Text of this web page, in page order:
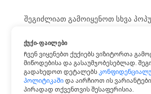
შეგიძლიათ გამოიყენოთ სხვა
JPG ში PDF
ᲥᲣᲥᲘ-ᲤᲐᲘᲚᲔᲑᲘ
Ჩვენ ვიყენებთ ქუქიებს ვიზიტორთა
მიწოდებისა და გასაუმჯობესებლად.
გადახედოთ დეტალებს
პოლიტიკაშიდა აირჩიოთ ის
პირადად თქვენთვის შესაფერისია.